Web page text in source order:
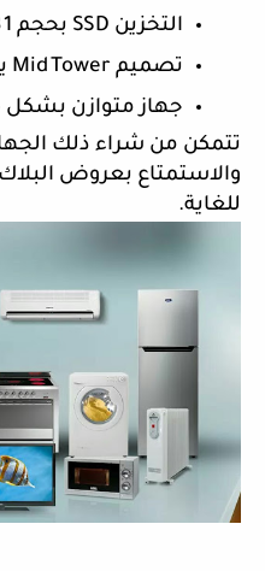
التخزين SSD بحجم 1 TB من نوع M.2 NVMe يعطي سرعة تحميل وتشغيل عالية، وذلك ما يقلل أوقات الانتظار ويوفر تجربة سهلة بالألعاب والبرامج.
تصميم Mid Tower يجعل الجهاز قابل إلى الترقية ويعمل على توفير تهوية مناسبة، وذلك مع خيارات جيدة للمكونات الإضافية والتهوية.
جهاز متوازن بشكل
تتمكن من شراء ذلك
والاستمتاع بعروض
للغاية.